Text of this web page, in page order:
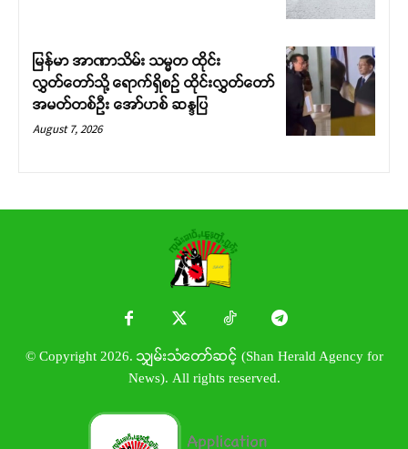
မြန်မာ အာဏာသိမ်း သမ္မတ ထိုင်း
လွှတ်တော်သို့ ရောက်ရှိစဉ် ထိုင်းလွှတ်တော်
အမတ်တစ်ဦး အော်ဟစ် ဆန္ဒပြ
August 7, 2026
© Copyright 2026. သျှမ်းသံတော်ဆင့် (Shan Herald Agency for
News). All rights reserved.